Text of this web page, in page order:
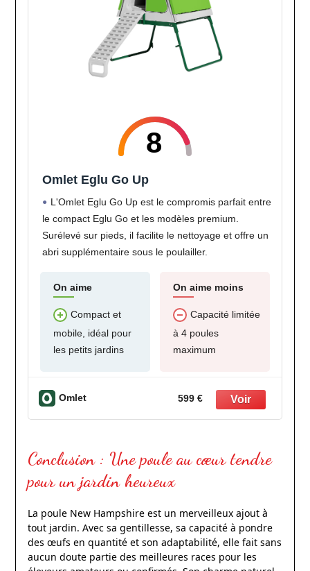
8
Omlet Eglu Go Up
L'Omlet Eglu Go Up est le compromis parfait entre
le compact Eglu Go et les modèles premium.
Surélevé sur pieds, il facilite le nettoyage et offre un
abri supplémentaire sous le poulailler.
On aime
Compact et
mobile, idéal pour
les petits jardins
On aime moins
Capacité limitée
à 4 poules
maximum
Omlet 599 €
Conclusion : Une poule au cœur tendre
pour un jardin heureux
La poule New Hampshire est un merveilleux ajout à
tout jardin. Avec sa gentillesse, sa capacité à pondre
des œufs en quantité et son adaptabilité, elle fait sans
aucun doute partie des meilleures races pour les